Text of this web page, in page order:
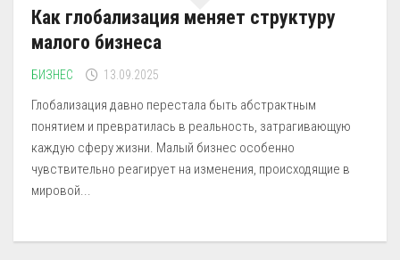
Как глобализация меняет структуру
малого бизнеса
БИЗНЕС 13.09.2025
Глобализация давно перестала быть абстрактным
понятием и превратилась в реальность, затрагивающую
каждую сферу жизни. Малый бизнес особенно
чувствительно реагирует на изменения, происходящие в
мировой...